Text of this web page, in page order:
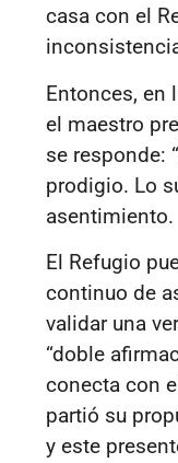
casa con el
Entonces, en
el maestro
se responde:
prodigio. Lo
asentimiento.
El Refugio
continuo de
validar una
“doble
conecta con
partió su
y este